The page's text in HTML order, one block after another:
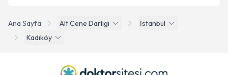
Ana Sayfa Alt Cene Darligi
İstanbul
Kadıköy